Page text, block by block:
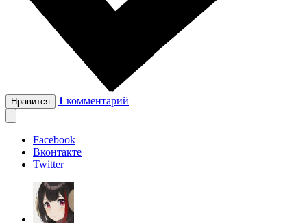
Нравится 1 комментарий
Facebook
Вконтакте
Twitter